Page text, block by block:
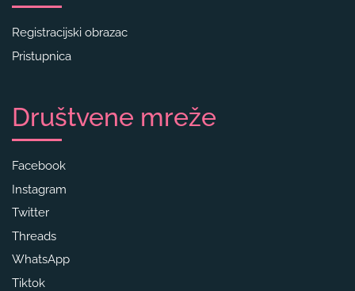
Registracijski obrazac
Pristupnica
Društvene mreže
Facebook
Instagram
Twitter
Threads
WhatsApp
Tiktok